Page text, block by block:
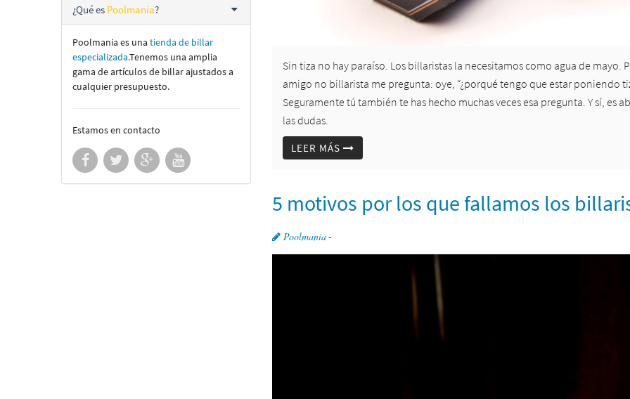
¿Qué es Poolmania?
Poolmania es una tienda de billar
especializada.Tenemos una amplia
gama de artí­culos de billar ajustados a
cualquier presupuesto.
Estamos en contacto
Sin tiza no hay paraíso. Los billaristas la necesitamos como agua de mayo.
amigo no billarista me pregunta: oye, “¿porqué tengo que estar poniendo
Seguramente tú también te has hecho muchas veces esa pregunta. Y sí, es
las dudas.
LEER MÁS
5 motivos por los que fallamos los
Poolmania-